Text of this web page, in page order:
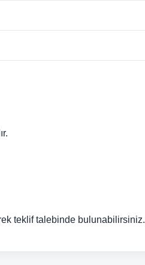
teklif talebinde bulunabilirsiniz.